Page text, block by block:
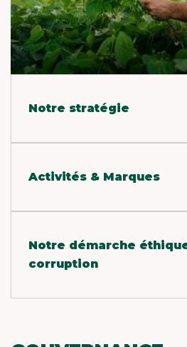
Notre stratégie
Activités & Marques
Notre démarche
corruption